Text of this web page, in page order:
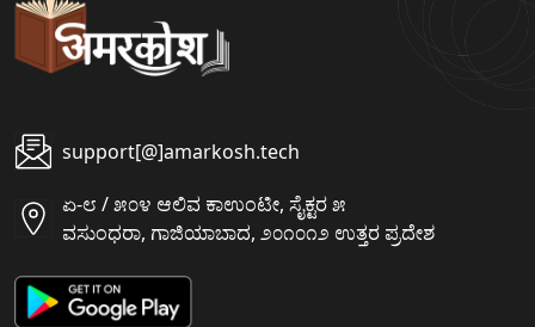
support[@]amarkosh.tech
ಏ-೮ / ೫೦೪ ಆಲಿವ ಕಾಉಂಟೀ, ಸೈಕ್ಟರ ೫
ವಸುಂಧರಾ, ಗಾಜಿಯಾಬಾದ, ೨೦೧೦೧೨ ಉತ್ತರ ಪ್ರದೇಶ